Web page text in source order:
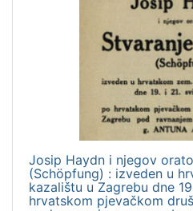
Josip Haydn i njegov
(Schöpfung) : izveden u
kazalištu u Zagrebu dne
hrvatskom pjevačkom